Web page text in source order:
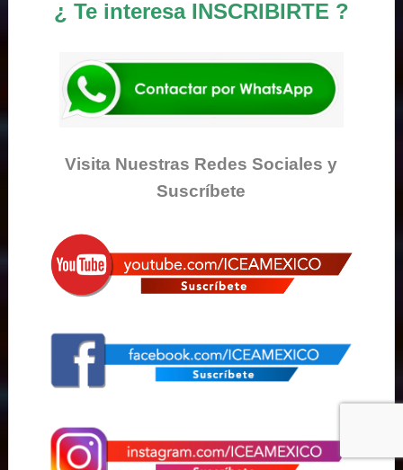
¿ Te interesa INSCRIBIRTE ?
Visita Nuestras Redes Sociales y
Suscríbete